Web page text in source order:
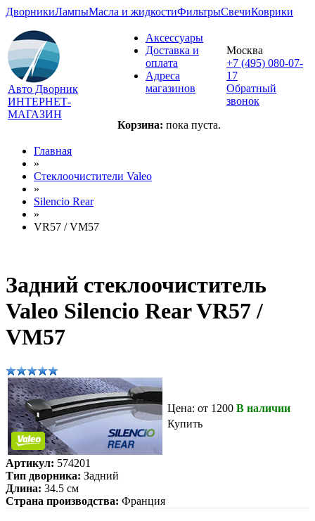
ДворникиЛампыМасла и жидкостиФильтрыСвечиКоврики
Авто Дворник
ИНТЕРНЕТ-
МАГАЗИН
Аксессуары
Доставка и
оплата
Адреса
магазинов
Корзина: пока пуста.
Москва
+7 (495) 080-07-
17
Обратный
звонок
Главная
»
Стеклоочистители Valeo
»
Silencio Rear
»
VR57 / VM57
Задний стеклоочиститель
Valeo Silencio Rear VR57 /
VM57
Цена: от 1200 В наличии
Купить
Артикул: 574201
Тип дворника: Задний
Длина: 34.5 см
Страна производства: Франция